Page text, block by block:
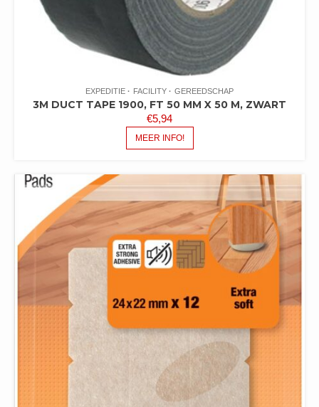
EXPEDITIE FACILITY GEREEDSCHAP
3M DUCT TAPE 1900, FT 50 MM X 50 M, ZWART
€5,94
MEER INFO!